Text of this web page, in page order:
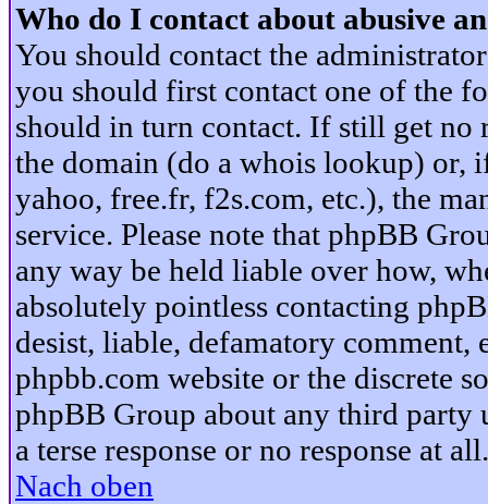
Who do I contact about abusive
You should contact the
you should first contact one of the
should in turn contact. If still get no
the domain (do a whois lookup) or,
yahoo, free.fr, f2s.com, etc.), the
service. Please note that phpBB
any way be held liable over how,
absolutely pointless contacting
desist, liable, defamatory
phpbb.com website or the discrete
phpBB Group about any third party
a terse response or no response at all.
Nach oben